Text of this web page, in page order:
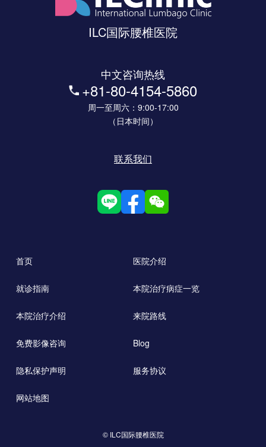
ILC国际腰椎医院
中文咨询热线
+81-80-4154-5860
周一至周六：9:00-17:00
（日本时间）
联系我们
首页 医院介绍
就诊指南 本院治疗病症一览
本院治疗介绍 来院路线
免费影像咨询 Blog
隐私保护声明 服务协议
网站地图
© ILC国际腰椎医院